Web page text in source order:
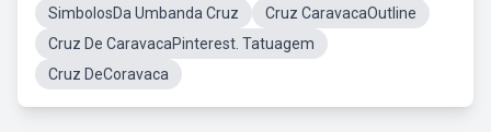
SimbolosDa Umbanda Cruz
Cruz CaravacaOutline
Cruz De CaravacaPinterest. Tatuagem
Cruz DeCoravaca